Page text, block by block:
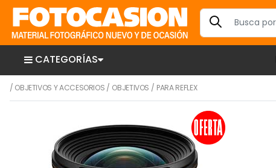
CATEGORÍAS
/ OBJETIVOS Y ACCESORIOS / OBJETIVOS / PARA REFLEX